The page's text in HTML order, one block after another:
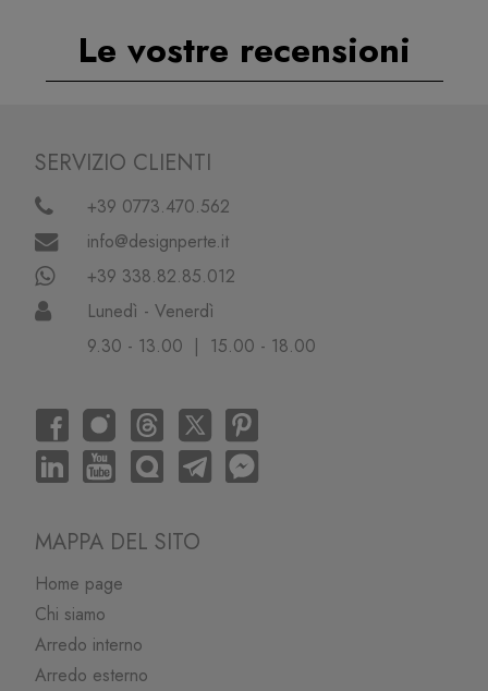
Le vostre recensioni
SERVIZIO CLIENTI
+39 0773.470.562
info@designperte.it
+39 338.82.85.012
Lunedì - Venerdì
9.30 - 13.00 | 15.00 - 18.00
MAPPA DEL SITO
Home page
Chi siamo
Arredo interno
Arredo esterno